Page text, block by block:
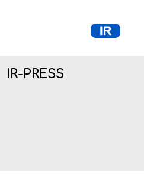
IR-PRESS